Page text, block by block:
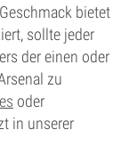
bietet
sollte jeder
der einen oder
zu
oder
in unserer